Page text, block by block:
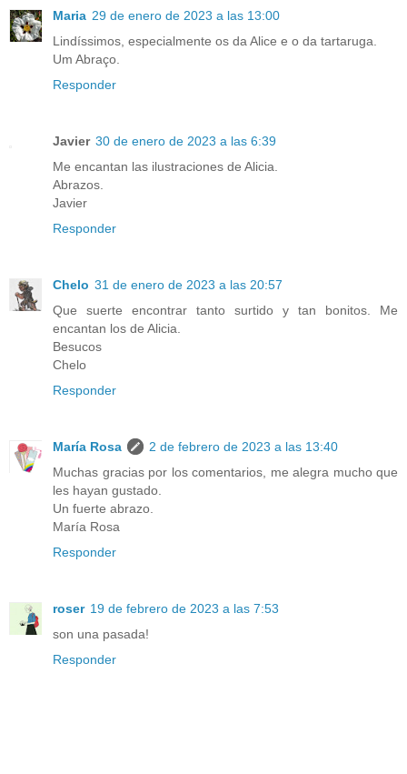
Maria 29 de enero de 2023 a las 13:00
Lindíssimos, especialmente os da Alice e o da tartaruga.
Um Abraço.
Responder
Javier 30 de enero de 2023 a las 6:39
Me encantan las ilustraciones de Alicia.
Abrazos.
Javier
Responder
Chelo 31 de enero de 2023 a las 20:57
Que suerte encontrar tanto surtido y tan bonitos. Me
encantan los de Alicia.
Besucos
Chelo
Responder
María Rosa
2 de febrero de 2023 a las 13:40
Muchas gracias por los comentarios, me alegra mucho que
les hayan gustado.
Un fuerte abrazo.
María Rosa
Responder
roser 19 de febrero de 2023 a las 7:53
son una pasada!
Responder